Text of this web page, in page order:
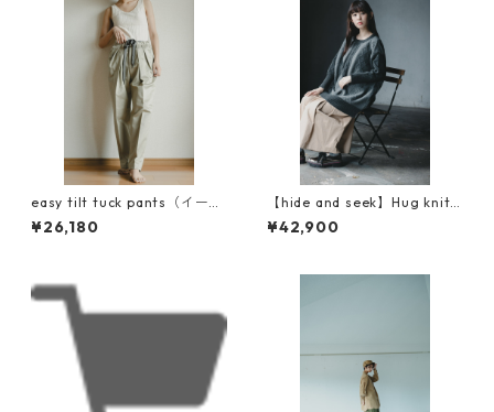
easy tilt tuck pants（イージ
ーチルトタックパンツ）
¥26,180
【hide and seek】Hug knit
(ハグニット）
¥42,900